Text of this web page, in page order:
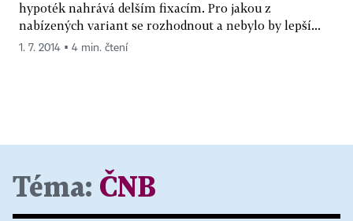
hypoték nahrává delším fixacím. Pro jakou z
nabízených variant se rozhodnout a nebylo by lepší...
1. 7. 2014 ▪ 4 min. čtení
Téma: ČNB